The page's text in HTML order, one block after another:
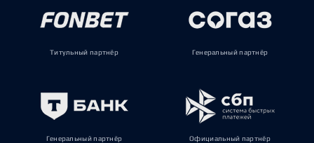
Титульный партнёр Генеральный партнёр
Генеральный партнёр Официальный партнёр